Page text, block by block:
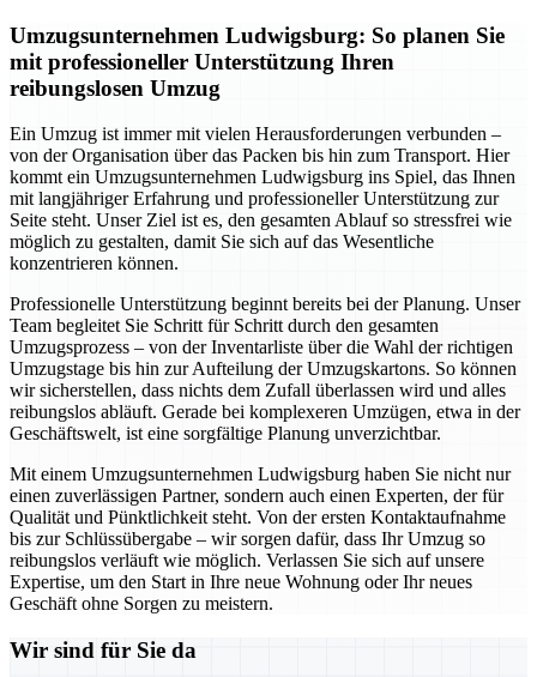
Umzugsunternehmen Ludwigsburg: So planen Sie
mit professioneller Unterstützung Ihren
reibungslosen Umzug
Ein Umzug ist immer mit vielen Herausforderungen verbunden –
von der Organisation über das Packen bis hin zum Transport. Hier
kommt ein Umzugsunternehmen Ludwigsburg ins Spiel, das Ihnen
mit langjähriger Erfahrung und professioneller Unterstützung zur
Seite steht. Unser Ziel ist es, den gesamten Ablauf so stressfrei wie
möglich zu gestalten, damit Sie sich auf das Wesentliche
konzentrieren können.
Professionelle Unterstützung beginnt bereits bei der Planung. Unser
Team begleitet Sie Schritt für Schritt durch den gesamten
Umzugsprozess – von der Inventarliste über die Wahl der richtigen
Umzugstage bis hin zur Aufteilung der Umzugskartons. So können
wir sicherstellen, dass nichts dem Zufall überlassen wird und alles
reibungslos abläuft. Gerade bei komplexeren Umzügen, etwa in der
Geschäftswelt, ist eine sorgfältige Planung unverzichtbar.
Mit einem Umzugsunternehmen Ludwigsburg haben Sie nicht nur
einen zuverlässigen Partner, sondern auch einen Experten, der für
Qualität und Pünktlichkeit steht. Von der ersten Kontaktaufnahme
bis zur Schlüssübergabe – wir sorgen dafür, dass Ihr Umzug so
reibungslos verläuft wie möglich. Verlassen Sie sich auf unsere
Expertise, um den Start in Ihre neue Wohnung oder Ihr neues
Geschäft ohne Sorgen zu meistern.
Wir sind für Sie da